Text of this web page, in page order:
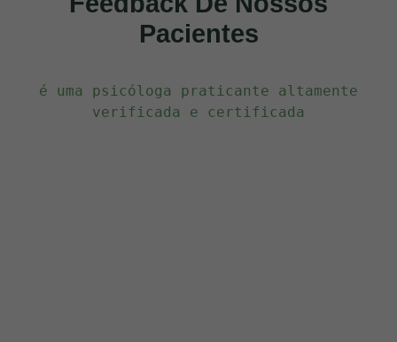
Pacientes
verificada e certificada